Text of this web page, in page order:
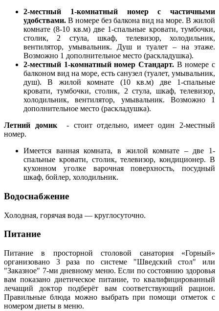
2-местный 1-комнатный номер с частичными
удобствами. В номере без балкона вид на море. В жилой
комнате (8-10 кв.м) две 1-спальные кровати, тумбочки,
столик, 2 стула, шкаф, телевизор, холодильник,
вентилятор, умывальник. Душ и туалет – на этаже.
Возможно 1 дополнительное место (раскладушка).
2-местный 1-комнатный номер Стандарт. В номере с
балконом вид на море, есть санузел (туалет, умывальник,
душ). В жилой комнате (10 кв.м) две 1-спальные
кровати, тумбочки, столик, 2 стула, шкаф, телевизор,
холодильник, вентилятор, умывальник. Возможно 1
дополнительное место (раскладушка).
Летний домик - стоит отдельно, имеет один 2-местный
номер.
Имеется ванная комната, в жилой комнате – две 1-
спальные кровати, столик, телевизор, кондиционер. В
кухонном уголке варочная поверхность, посудный
шкаф, бойлер, холодильник.
Водоснабжение
Холодная, горячая вода — круглосуточно.
Питание
Питание в просторной столовой санатория «Горный»
организовано 3 раза по системе "Шведский стол" или
"Заказное" 7-ми дневному меню. Если по состоянию здоровья
вам показано диетическое питание, то квалифицированный
лечащий доктор подберёт вам соответствующий рацион.
Правильные блюда можно выбрать при помощи отметок с
номером диеты в меню.